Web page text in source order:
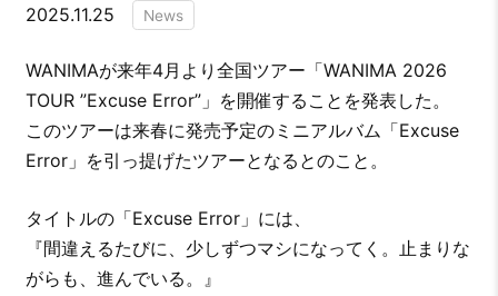
2025.11.25 News
WANIMAが来年4月より全国ツアー「WANIMA 2026
TOUR ”Excuse Error”」を開催することを発表した。
このツアーは来春に発売予定のミニアルバム「Excuse
Error」を引っ提げたツアーとなるとのこと。
タイトルの「Excuse Error」には、
『間違えるたびに、少しずつマシになってく。止まりな
がらも、進んでいる。』